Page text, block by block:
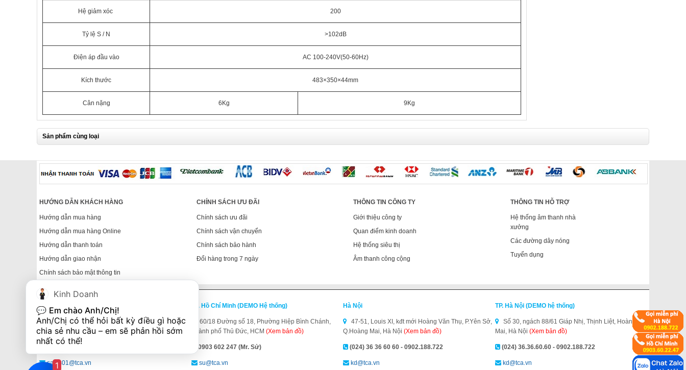
Hệ giảm xóc 200
Tỷ lệ S / N >102dB
Điện áp đầu vào AC 100-240V(50-60Hz)
Kích thước 483×350×44mm
Cân nặng 6Kg 9 Kg
Sản phẩm cùng loại
HƯỚNG DẪN KHÁCH HÀNG
Hướng dẫn mua hàng
Hướng dẫn mua hàng Online
Hướng dẫn thanh toán
Hướng dẫn giao nhận
Chính sách bảo mật thông tin
CHÍNH SÁCH ƯU ĐÃI
Chính sách ưu đãi
Chính sách vận chuyển
Chính sách bảo hành
Đổi hàng trong 7 ngày
THÔNG TIN CÔNG TY
Giới thiệu công ty
Quan điểm kinh doanh
Hệ thống siêu thị
Âm thanh công cộng
THÔNG TIN HỖ TRỢ
Hệ thống âm thanh nhà
xưởng
Các đường dây nóng
Tuyển dụng
TP. Hồ Chí Minh
Số 365 Điện Biên Phủ, P4, Q3, TP.HCM(Xem bản
đồ)
sales01@tca.vn
TP. Hồ Chí Minh (DEMO Hệ thống)
60/18 Đường số 18, Phường Hiệp Bình Chánh,
Thành phố Thủ Đức, HCM (Xem bản đồ)
0903 602 247 (Mr. Sử)
su@tca.vn
Hà Nội
47-51, Louis XI, kđt mới Hoàng Văn Thụ, P.Yên Sở,
Q.Hoàng Mai, Hà Nội (Xem bản đồ)
(024) 36 36 60 60 - 0902.188.722
kd@tca.vn
TP. Hà Nội (DEMO hệ thống)
Số 30, ngách 88/61 Giáp Nhị, Thịnh Liệt, Hoàng
Mai, Hà Nội (Xem bản đồ)
(024) 36.36.60.60 - 0902.188.722
kd@tca.vn
Kinh Doanh
💬 Em chào Anh/Chị!
Anh/Chị có thể hỏi bất kỳ điều gì hoặc
chia sẻ nhu cầu – em sẽ phản hồi sớm
nhất có thể!
1